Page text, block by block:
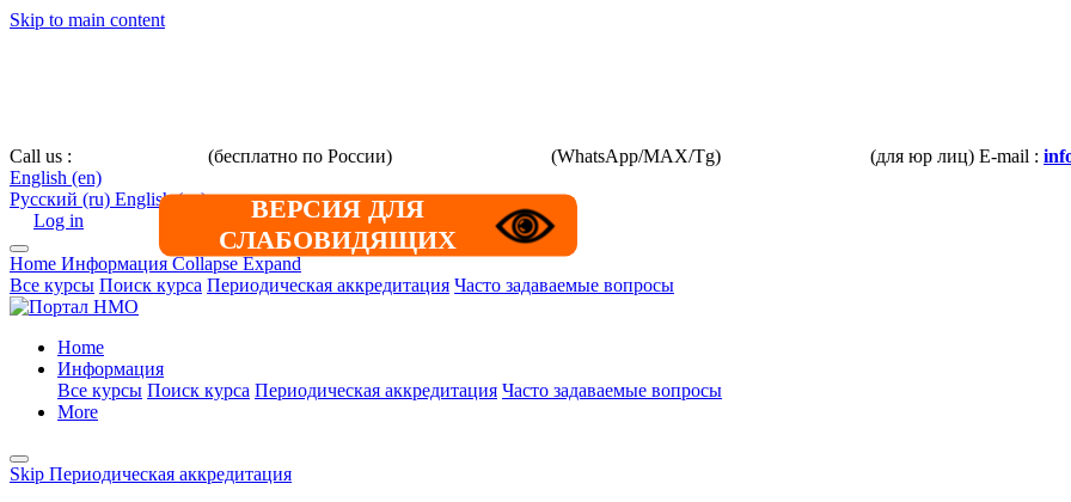
Skip to main content
ВЕРСИЯ ДЛЯ
СЛАБОВИДЯЩИХ
Call us : (бесплатно по России) (WhatsApp/MAX/Tg) (для юр лиц) E-mail :
English ‎(en)‎
Русский ‎(ru)‎ English ‎(en)‎
Log in
Home ИнформацияCollapseExpand
Все курсы Поиск курса Периодическая аккредитация Часто задаваемые вопросы
Home
Информация
Все курсы Поиск курса Периодическая аккредитация Часто задаваемые вопросы
More
Skip Периодическая аккредитация